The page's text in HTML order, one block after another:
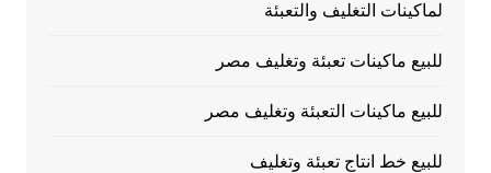
لماكينات التغليف والتعبئة
للبيع ماكينات تعبئة وتغليف مصر
للبيع ماكينات التعبئة وتغليف مصر
للبيع خط انتاج تعبئة وتغليف